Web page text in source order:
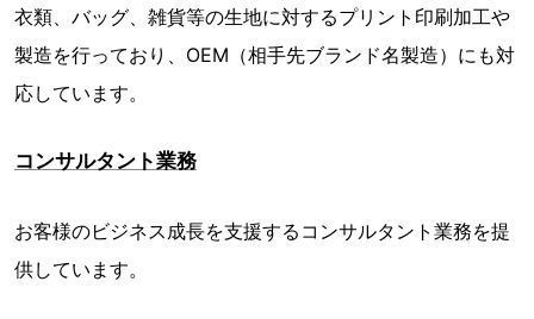
衣類、バッグ、雑貨等の生地に対するプリント印刷加工や
製造を行っており、OEM（相手先ブランド名製造）にも対
応しています。
コンサルタント業務
お客様のビジネス成長を支援するコンサルタント業務を提
供しています。